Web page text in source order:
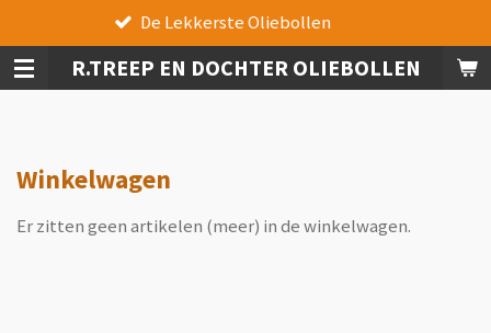
direct
naar
R.TREEP EN DOCHTER OLIEBOLLEN
De Lekkerste Oliebollen
Winkelwagen
Er zitten geen artikelen (meer) in de winkelwagen.